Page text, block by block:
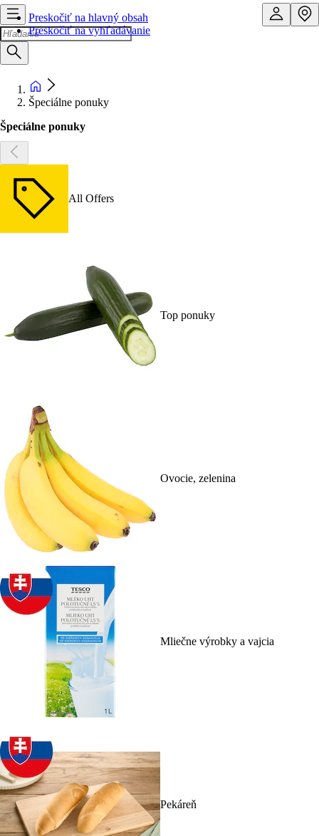
Preskočiť na hlavný obsah
Preskočiť na vyhľadávanie
Špeciálne ponuky
Špeciálne ponuky
All Offers
Top ponuky
Ovocie, zelenina
Mliečne výrobky a vajcia
Pekáreň